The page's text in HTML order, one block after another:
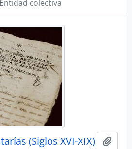
Entidad colectiva
(Siglos XVI-XIX)